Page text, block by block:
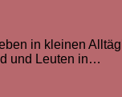
in kleinen
und Leuten in…